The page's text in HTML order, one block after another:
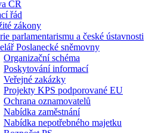
ČR
řád
zákony
parlamentarismu a české ústavnosti
Poslanecké sněmovny
Organizační schéma
Poskytování informací
Veřejné zakázky
Projekty KPS podporované EU
Ochrana oznamovatelů
Nabídka zaměstnání
Nabídka nepotřebného majetku